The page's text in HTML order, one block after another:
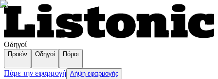
Οδηγοί
Προϊόν Οδηγοί Πόροι
Πάρε την εφαρμογή Λήψη εφαρμογής